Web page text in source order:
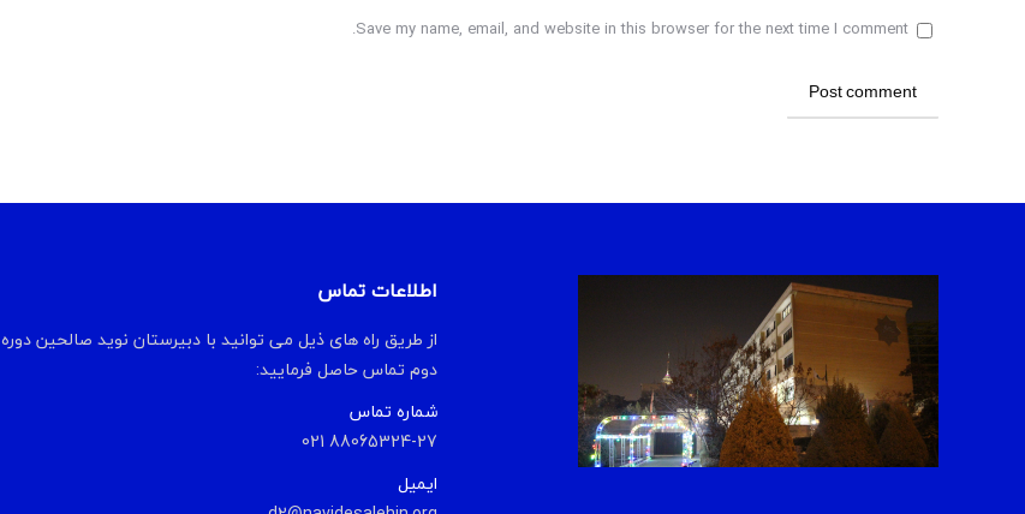
Save my name, email, and website in this browser for the next time I comment.
Post comment
اطلاعات تماس
از طریق راه های ذیل می توانید با دبیرستان نوید صالحین دوره
دوم تماس حاصل فرمایید:
شماره تماس
88065324-27 021
ایمیل